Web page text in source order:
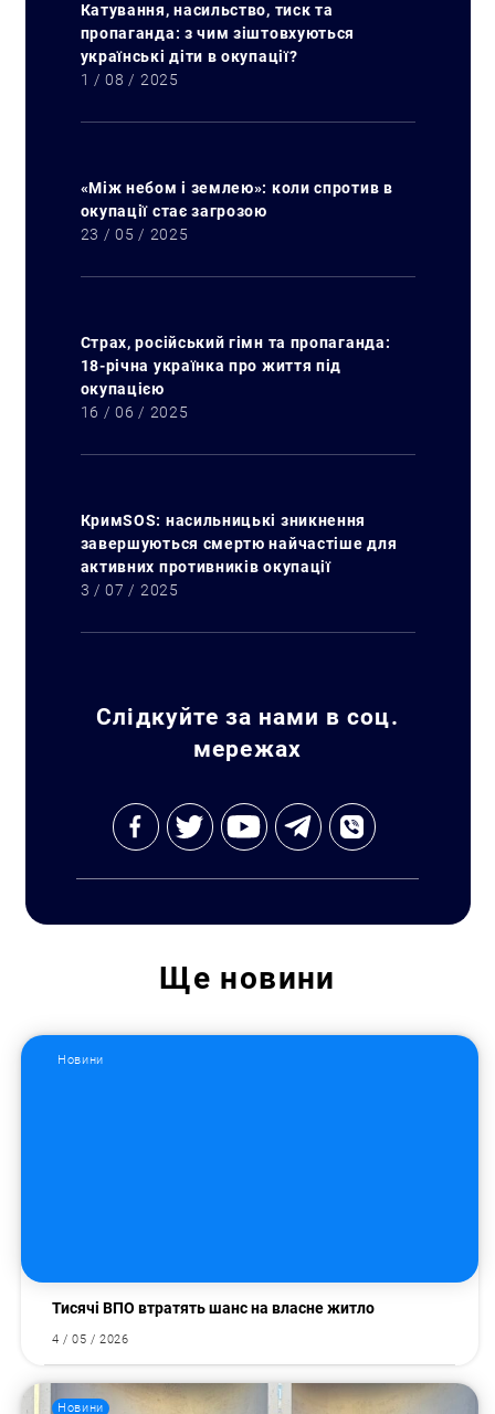
Катування, насильство, тиск та
пропаганда: з чим зіштовхуються
українські діти в окупації?
1 / 08 / 2025
«Між небом і землею»: коли спротив в
окупації стає загрозою
23 / 05 / 2025
Страх, російський гімн та пропаганда:
18-річна українка про життя під
окупацією
16 / 06 / 2025
КримSOS: насильницькі зникнення
завершуються смертю найчастіше для
активних противників окупації
3 / 07 / 2025
Слідкуйте за нами в соц.
мережах
Ще новини
Новини
Тисячі ВПО втратять шанс на власне житло
4 / 05 / 2026
Новини